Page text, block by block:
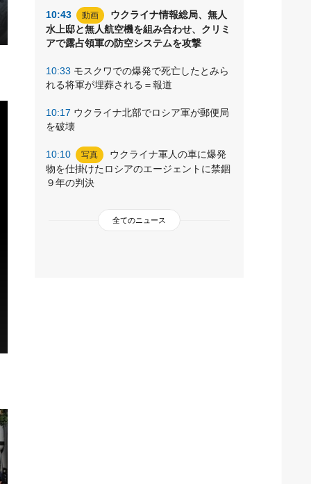
10:43 動画
ウクライナ情報総局、無人
水上邸と無人航空機を組み合わせ、クリミ
アで露占領軍の防空システムを攻撃
10:33 モスクワでの爆発で死亡したとみら
れる将軍が埋葬される＝報道
10:17 ウクライナ北部でロシア軍が郵便局
を破壊
10:10 写真
ウクライナ軍人の車に爆発
物を仕掛けたロシアのエージェントに禁錮
９年の判決
全てのニュース